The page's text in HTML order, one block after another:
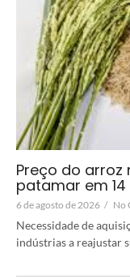
Preço do arroz
patamar em
6 de agosto de 2026 / No
Necessidade de
indústrias a reajustar